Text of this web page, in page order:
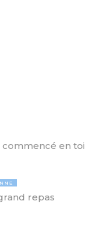
commencé en toi
repas